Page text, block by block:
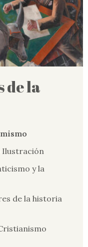
de la
Ilustración
y la
de la historia